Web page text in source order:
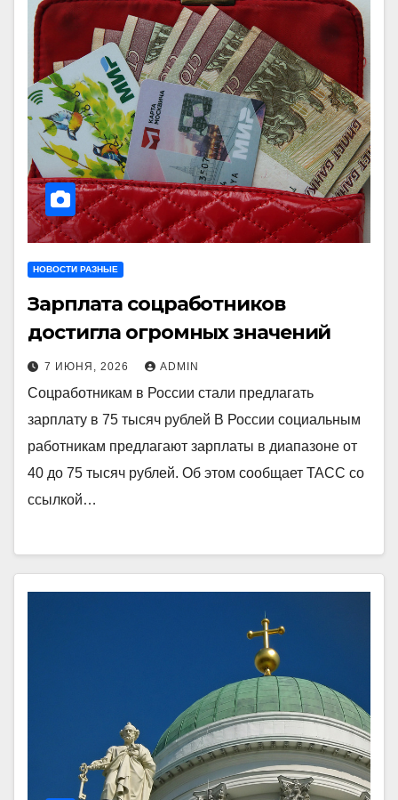
НОВОСТИ РАЗНЫЕ
Зарплата соцработников
достигла огромных значений
7 ИЮНЯ, 2026 ADMIN
Соцработникам в России стали предлагать
зарплату в 75 тысяч рублей В России социальным
работникам предлагают зарплаты в диапазоне от
40 до 75 тысяч рублей. Об этом сообщает ТАСС со
ссылкой…